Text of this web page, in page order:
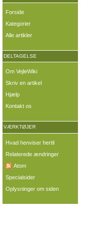
Forside
Kategorier
Alle artikler
DELTAGELSE
Om VejleWiki
Skriv en artikel
Hjælp
Kontakt os
VÆRKTØJER
Hvad henviser hertil
Relaterede ændringer
Atom
Specialsider
Oplysninger om siden